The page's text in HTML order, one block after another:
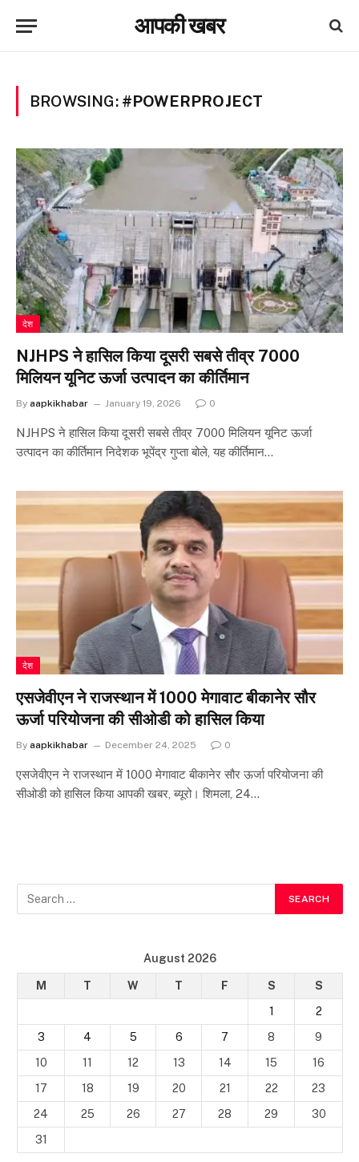
आपकी खबर
BROWSING: #POWERPROJECT
देश
NJHPS ने हासिल किया दूसरी सबसे तीव्र 7000
मिलियन यूनिट ऊर्जा उत्पादन का कीर्तिमान
By aapkikhabar January 19, 2026 0
NJHPS ने हासिल किया दूसरी सबसे तीव्र 7000 मिलियन यूनिट ऊर्जा
उत्पादन का कीर्तिमान निदेशक भूपेंद्र गुप्ता बोले, यह कीर्तिमान…
देश
एसजेवीएन ने राजस्थान में 1000 मेगावाट बीकानेर सौर
ऊर्जा परियोजना की सीओडी को हासिल किया
By aapkikhabar December 24, 2025 0
एसजेवीएन ने राजस्थान में 1000 मेगावाट बीकानेर सौर ऊर्जा परियोजना की
सीओडी को हासिल किया आपकी खबर, ब्यूरो। शिमला, 24…
August 2026
M T W T F S
S
1
2
3
4 5 6 7 8
9
10
11 12 13 14 15
16
17
18 19 20 21 22
23
24
25 26 27 28 29
30
31